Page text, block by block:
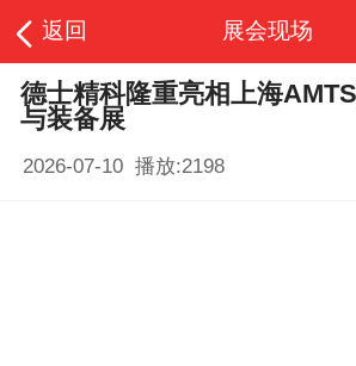
返回 展会现场
德士精科隆重亮相上海
与装备展
2026-07-10 播放:2198